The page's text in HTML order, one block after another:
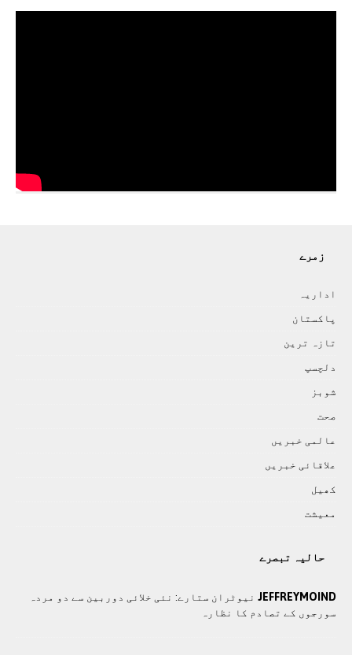
زمرے
اداريہ
پاکستان
تازہ ترين
دلچسپ
شوبز
صحت
عالمی خبريں
علاقائی خبريں
کھيل
معيشت
حالیہ تبصرے
JEFFREYMOIND نیوٹران ستارے: نئی خلائی دوربین سے دو مردہ
سورجوں کے تصادم کا نظارہ